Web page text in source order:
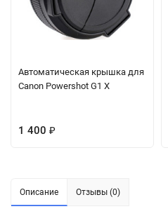
Автоматическая крышка для
Canon Powershot G1 X
1 400 ₽
Описание Отзывы (0)